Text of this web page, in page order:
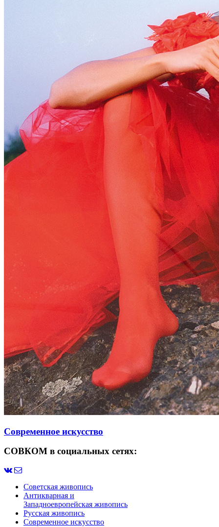
Современное искусство
СОВКОМ в социальных сетях:
Советская живопись
Антикварная и
Западноевропейская живопись
Русская живопись
Современное искусство